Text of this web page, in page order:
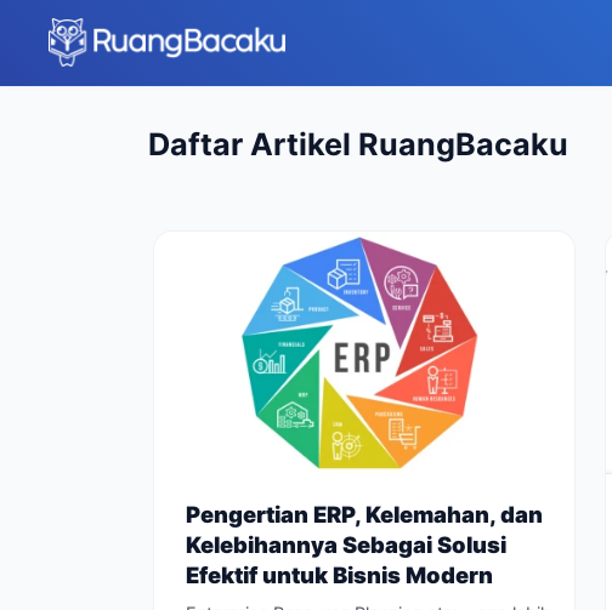
Daftar Artikel RuangBacaku
Pengertian ERP, Kelemahan, dan
Kelebihannya Sebagai Solusi
Efektif untuk Bisnis Modern